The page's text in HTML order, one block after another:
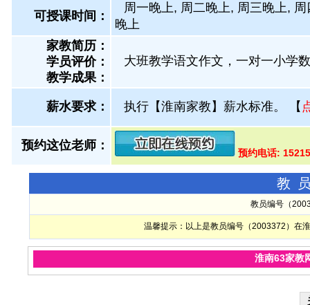
可授课时间：
周一晚上, 周二晚上, 周三晚上,
晚上
家教简历：
学员评价：
教学成果：
大班教学语文作文，一对一小学
薪水要求： 执行【淮南家教】薪水标准。 【
预约这位老师：
预约电话:
教
教员编号（
温馨提示：以上是教员编号（2003372）在
淮南63家教